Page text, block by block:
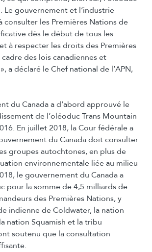
Le gouvernement et l’industrie
consulter les Premières Nations de
dès le début de tous les
à respecter les droits des Premières
des lois canadiennes et
a déclaré le Chef national de l’APN,
du Canada a d’abord approuvé le
de l’oléoduc Trans Mountain
En juillet 2018, la Cour fédérale a
du Canada doit consulter
groupes autochtones, en plus de
environnementale liée au milieu
le gouvernement du Canada a
pour la somme de 4,5 milliards de
des Premières Nations, y
indienne de Coldwater, la nation
nation Squamish et la tribu
soutenu que la consultation